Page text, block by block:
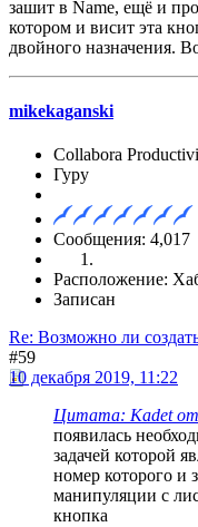
зашит в Name, ещё и
котором и висит эта
двойного назначения.
mikekaganski
Collabora
Гуру
Сообщения: 4,017
Расположение:
Записан
Re: Возможно ли
#59
10 декабря 2019, 11:22
Цитата: Kadet от
появилась
задачей которой
номер которого и
манипуляции с
кнопка